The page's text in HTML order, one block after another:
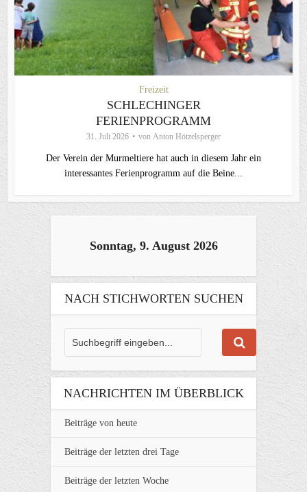
Freizeit
SCHLECHINGER
FERIENPROGRAMM
31. Juli 2026 von Anton Hötzelsperger
Der Verein der Murmeltiere hat auch in diesem Jahr ein
interessantes Ferienprogramm auf die Beine...
Sonntag, 9. August 2026
NACH STICHWORTEN SUCHEN
NACHRICHTEN IM ÜBERBLICK
Beiträge von heute
Beiträge der letzten drei Tage
Beiträge der letzten Woche